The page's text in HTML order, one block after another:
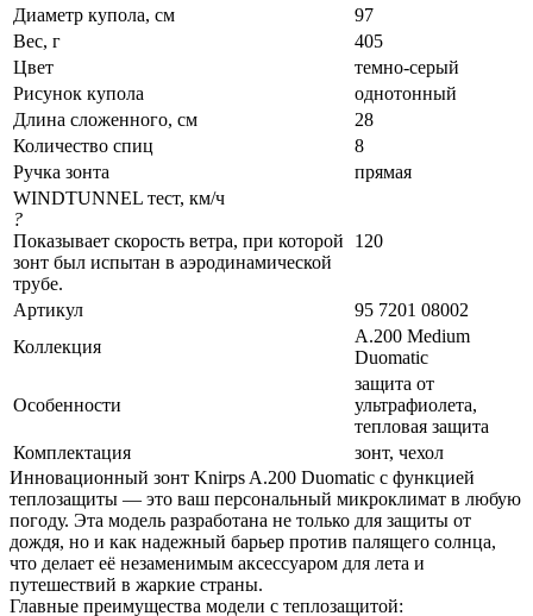
Диаметр купола, см
97
Вес, г
405
Цвет
темно-серый
Рисунок купола
однотонный
Длина сложенного, см
28
Количество спиц
8
Ручка зонта
прямая
WINDTUNNEL тест, км/ч
?
Показывает скорость ветра, при которой
зонт был испытан в аэродинамической
трубе.
120
Артикул
95 7201 08002
Коллекция
A.200 Medium
Duomatic
Особенности
защита от
ультрафиолета,
тепловая защита
Комплектация
зонт, чехол
Инновационный зонт Knirps A.200 Duomatic с функцией
теплозащиты — это ваш персональный микроклимат в любую
погоду. Эта модель разработана не только для защиты от
дождя, но и как надежный барьер против палящего солнца,
что делает её незаменимым аксессуаром для лета и
путешествий в жаркие страны.
Главные преимущества модели с теплозащитой: